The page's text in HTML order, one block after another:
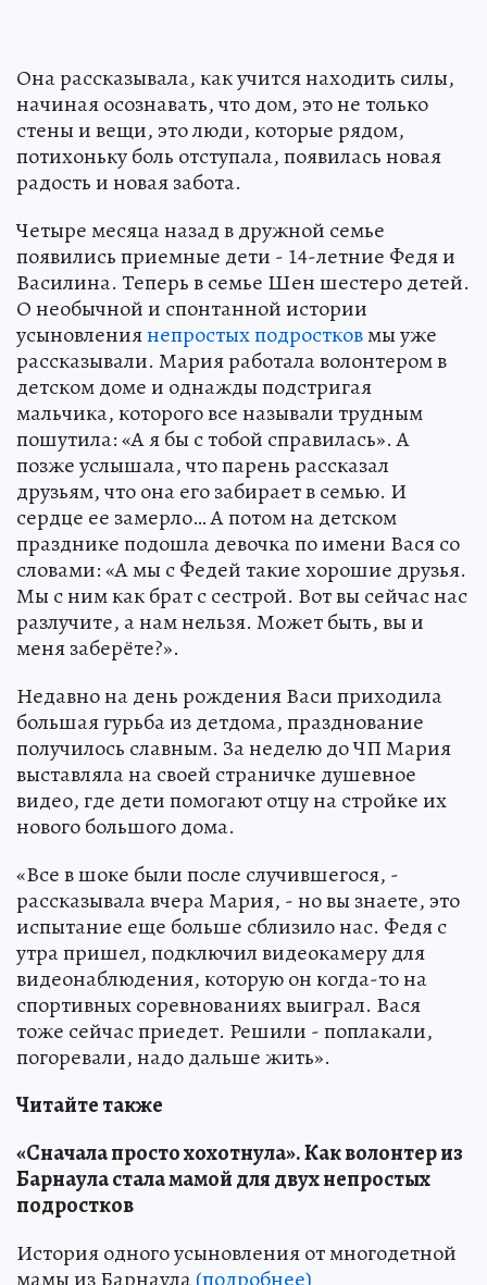
Она рассказывала, как учится находить силы,
начиная осознавать, что дом, это не только
стены и вещи, это люди, которые рядом,
потихоньку боль отступала, появилась новая
радость и новая забота.
Четыре месяца назад в дружной семье
появились приемные дети - 14-летние Федя и
Василина. Теперь в семье Шен шестеро детей.
О необычной и спонтанной истории
усыновлениянепростых подростковмы уже
рассказывали. Мария работала волонтером в
детском доме и однажды подстригая
мальчика, которого все называли трудным
пошутила: «А я бы с тобой справилась». А
позже услышала, что парень рассказал
друзьям, что она его забирает в семью. И
сердце ее замерло… А потом на детском
празднике подошла девочка по имени Вася со
словами: «А мы с Федей такие хорошие друзья.
Мы с ним как брат с сестрой. Вот вы сейчас нас
разлучите, а нам нельзя. Может быть, вы и
меня заберёте?».
Недавно на день рождения Васи приходила
большая гурьба из детдома, празднование
получилось славным. За неделю до ЧП Мария
выставляла на своей страничке душевное
видео, где дети помогают отцу на стройке их
нового большого дома.
«Все в шоке были после случившегося, -
рассказывала вчера Мария, - но вы знаете, это
испытание еще больше сблизило нас. Федя с
утра пришел, подключил видеокамеру для
видеонаблюдения, которую он когда-то на
спортивных соревнованиях выиграл. Вася
тоже сейчас приедет. Решили - поплакали,
погоревали, надо дальше жить».
Читайте также
«Сначала просто хохотнула». Как волонтер из
Барнаула стала мамой для двух непростых
подростков
История одного усыновления от многодетной